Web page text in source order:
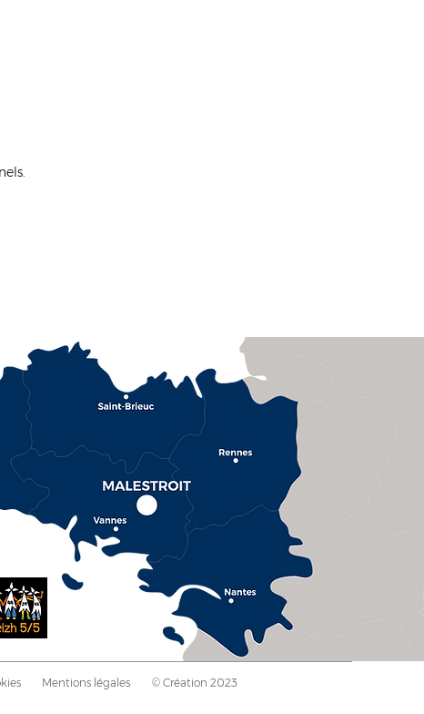
Mentions légales © Création 2023